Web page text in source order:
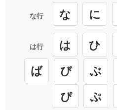
な行 な に
は行 は ひ
ば
び ぶ
ぴ
ぷ